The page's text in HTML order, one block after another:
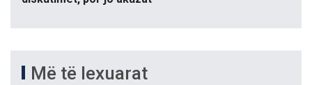
Më të lexuarat